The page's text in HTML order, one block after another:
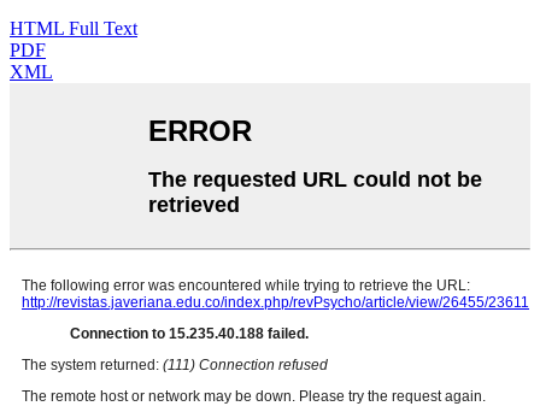
HTML Full Text
PDF
XML